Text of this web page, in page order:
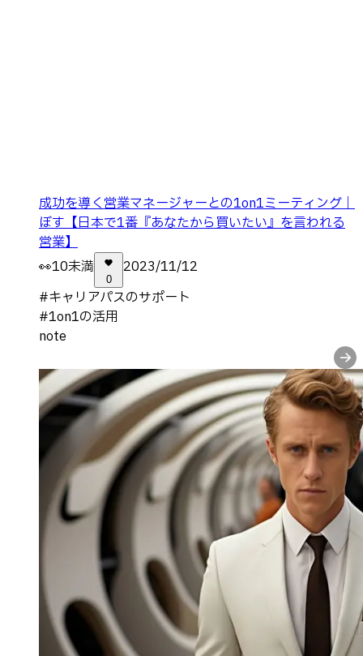
成功を導く営業マネージャーとの1on1ミーティング｜
ぼす【日本で1番『あなたから買いたい』を言われる
営業】
👀10未満
0
2023/11/12
#キャリアパスのサポート
#1on1の活用
note